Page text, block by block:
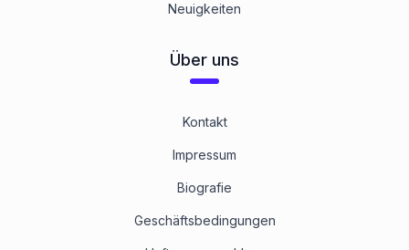
Neuigkeiten
Über uns
Kontakt
Impressum
Biografie
Geschäftsbedingungen